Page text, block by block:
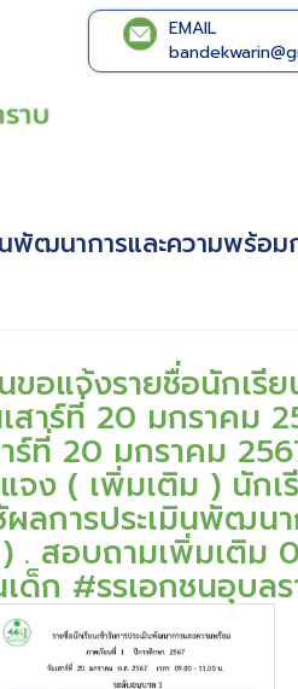
EMAIL
พัฒนาการและความพร้อม
ขอแจ้งรายชื่อนักเ
สาร์ที่ 20 มกราคม
ร์ที่ 20 มกราคม
( เพิ่มเติม ) นักเ
ช้ผลการประเมินพัฒ
) . สอบถามเพิ่มเติ
ด็ก #รรเอกชนอุบล